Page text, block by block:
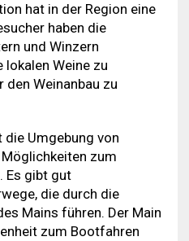
hat in der Region eine
haben die
und Winzern
lokalen Weine zu
den Weinanbau zu
die Umgebung von
zum
Es gibt gut
die durch die
Mains führen. Der Main
zum Bootfahren